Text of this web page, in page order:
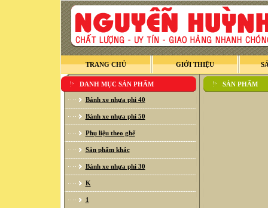
TRANG CHỦ GIỚI THIỆU
DANH MỤC SẢN PHẨM
Bánh xe nhựa phi 40
Bánh xe nhựa phi 50
Phụ liệu theo ghế
Sản phẩm khác
Bánh xe nhựa phi 30
K
1
SẢN PHẨM